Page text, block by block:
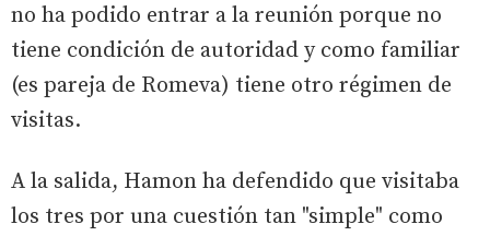
no ha podido entrar a la reunión porque no
tiene condición de autoridad y como familiar
(es pareja de Romeva) tiene otro régimen de
visitas.
A la salida, Hamon ha defendido que visitaba
los tres por una cuestión tan "simple" como